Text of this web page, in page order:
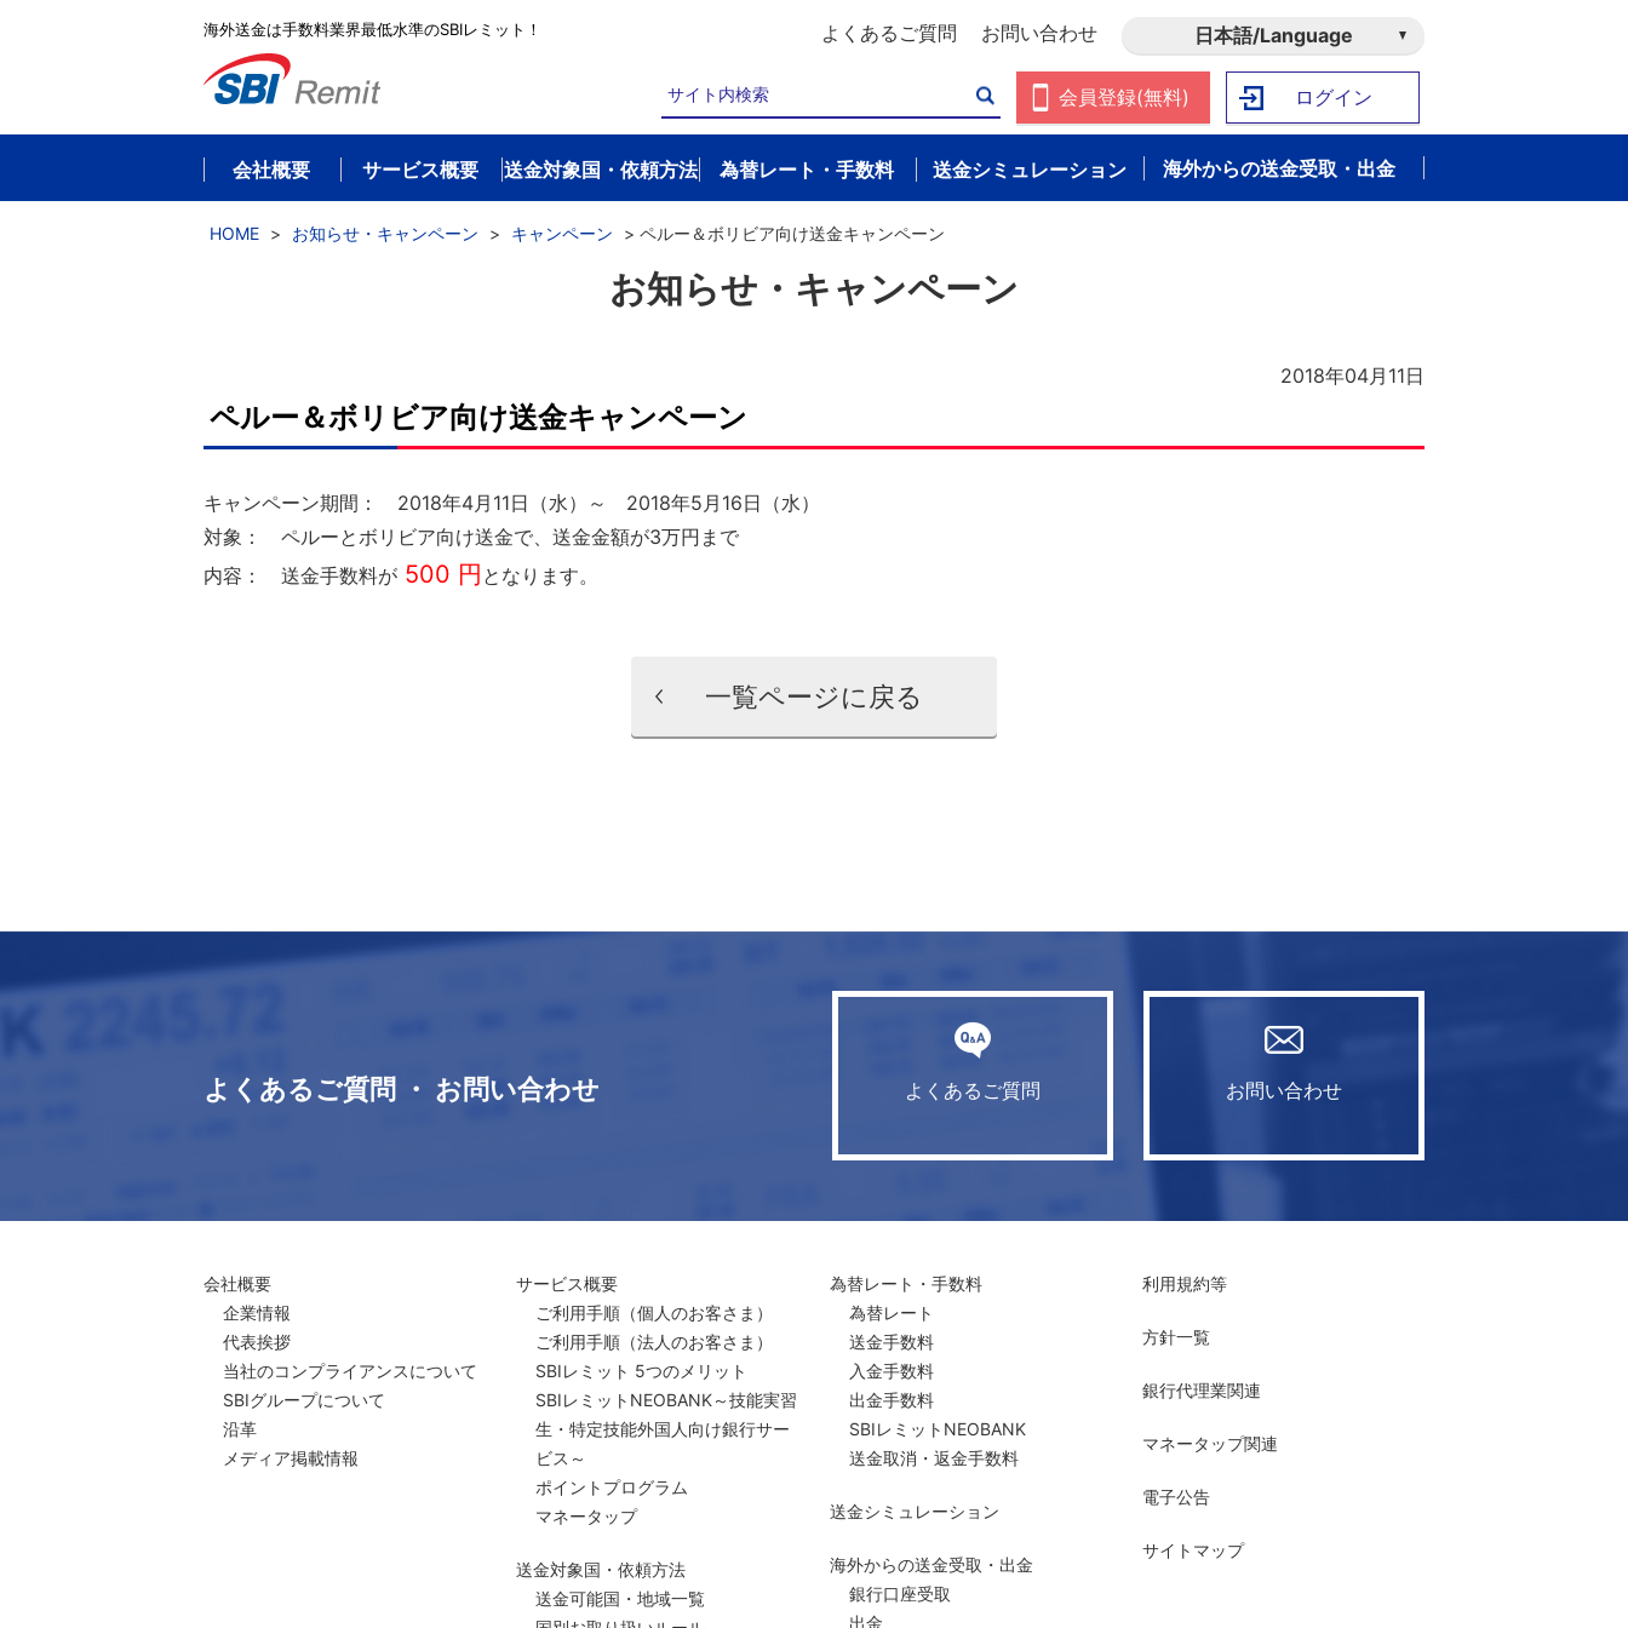
海外送金は手数料業界最低水準のSBIレミット！ よくあるご質問 お問い合わせ 日本語/Language
会員登録(無料) ログイン
会社概要 サービス概要 送金対象国・依頼方法 為替レート・手数料 送金シミュレーション 海外からの送金受取・出金
HOME > お知らせ・キャンペーン > キャンペーン > ペルー＆ボリビア向け送金キャンペーン
お知らせ・キャンペーン
2018年04月11日
ペルー＆ボリビア向け送金キャンペーン
キャンペーン期間： 2018年4月11日（水）～ 2018年5月16日（水）
対象： ペルーとボリビア向け送金で、送金金額が3万円まで
内容： 送金手数料が 500 円 となります。
一覧ページに戻る
よくあるご質問 ・ お問い合わせ よくあるご質問 お問い合わせ
会社概要
企業情報
代表挨拶
当社のコンプライアンスについて
SBIグループについて
沿革
メディア掲載情報
サービス概要
ご利用手順 （個人のお客さま）
ご利用手順 （法人のお客さま）
SBIレミット 5つのメリット
SBIレミットNEOBANK～技能実習
生・特定技能外国人向け銀行サー
ビス～
ポイントプログラム
マネータップ
送金対象国・依頼方法
送金可能国・地域一覧
為替レート・手数料
為替レート
送金手数料
入金手数料
出金手数料
SBIレミットNEOBANK
送金取消・返金手数料
送金シミュレーション
海外からの送金受取・出金
銀行口座受取
出金
利用規約等
方針一覧
銀行代理業関連
マネータップ関連
電子公告
サイトマップ